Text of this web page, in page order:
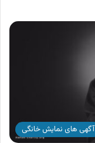
آگهی های نمایش خانگی